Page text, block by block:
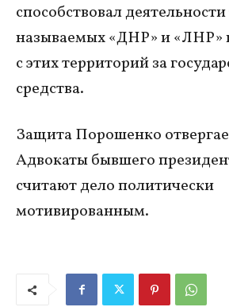
способствовал
называемых «ДНР» и «ЛНР»
с этих территорий за
средства.
Защита Порошенко
Адвокаты бывшего
считают дело политически
мотивированным.